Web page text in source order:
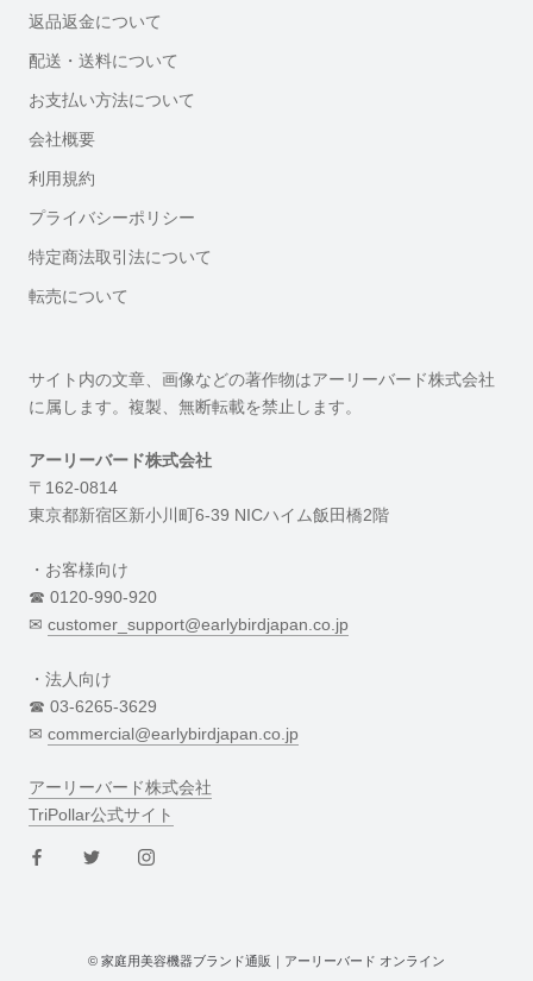
返品返金について
配送・送料について
お支払い方法について
会社概要
利用規約
プライバシーポリシー
特定商法取引法について
転売について
サイト内の文章、画像などの著作物はアーリーバード株式会社
に属します。複製、無断転載を禁止します。
アーリーバード株式会社
〒162-0814
東京都新宿区新小川町6-39 NICハイム飯田橋2階
・お客様向け
☎︎ 0120-990-920
✉︎ customer_support@earlybirdjapan.co.jp
・法人向け
☎︎ 03-6265-3629
✉︎ commercial@earlybirdjapan.co.jp
アーリーバード株式会社
TriPollar公式サイト
© 家庭用美容機器ブランド通販｜アーリーバード オンライン